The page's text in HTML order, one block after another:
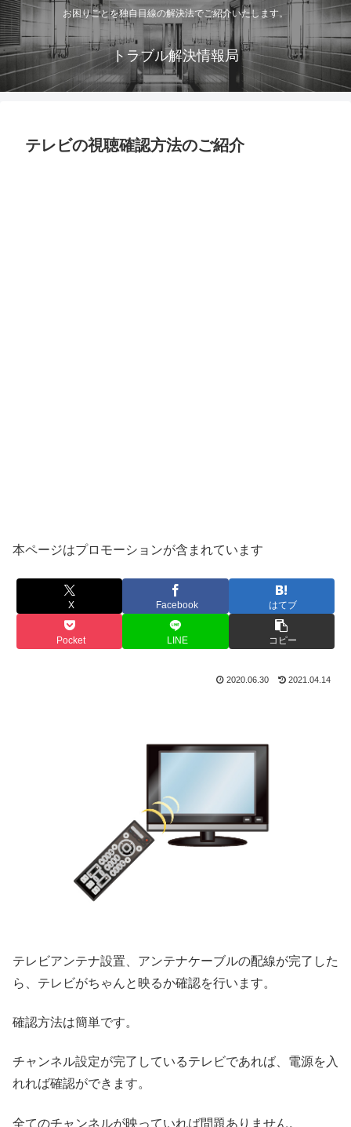
お困りごとを独自目線の解決法でご紹介いたします。
トラブル解決情報局
テレビの視聴確認方法のご紹介
本ページはプロモーションが含まれています
X Facebook はてブ
Pocket LINE コピー
2020.06.30 2021.04.14
テレビアンテナ設置、アンテナケーブルの配線が完了した
ら、テレビがちゃんと映るか確認を行います。
確認方法は簡単です。
チャンネル設定が完了しているテレビであれば、電源を入
れれば確認ができます。
全てのチャンネルが映っていれば問題ありません。